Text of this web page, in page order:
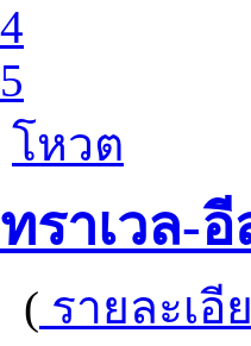
4
5
โหวต
ทราเวล-อี
( รายละเอี